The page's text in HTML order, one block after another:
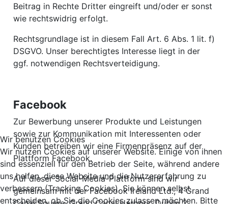
Beitrag in Rechte Dritter eingreift und/oder er sonst
wie rechtswidrig erfolgt.
Rechtsgrundlage ist in diesem Fall Art. 6 Abs. 1 lit. f)
DSGVO. Unser berechtigtes Interesse liegt in der
ggf. notwendigen Rechtsverteidigung.
Facebook
Zur Bewerbung unserer Produkte und Leistungen
sowie zur Kommunikation mit Interessenten oder
Kunden betreiben wir eine Firmenpräsenz auf der
Plattform Facebook.
Auf dieser Social-Media-Plattform sind wir
gemeinsam mit der Facebook Ireland Ltd., 4 Grand
Wir benutzen Cookies
Wir nutzen Cookies auf unserer Website. Einige von ihnen
sind essenziell für den Betrieb der Seite, während andere
uns helfen, diese Website und die Nutzererfahrung zu
verbessern (Tracking Cookies). Sie können selbst
entscheiden, ob Sie die Cookies zulassen möchten. Bitte